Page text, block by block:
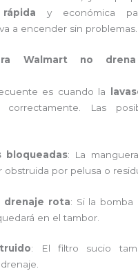
y económica
a encender sin problemas.
Walmart no
es cuando la
Las
bloqueadas: La
obstruida por pelusa o
drenaje rota: Si la bomba
en el tambor.
: El filtro sucio